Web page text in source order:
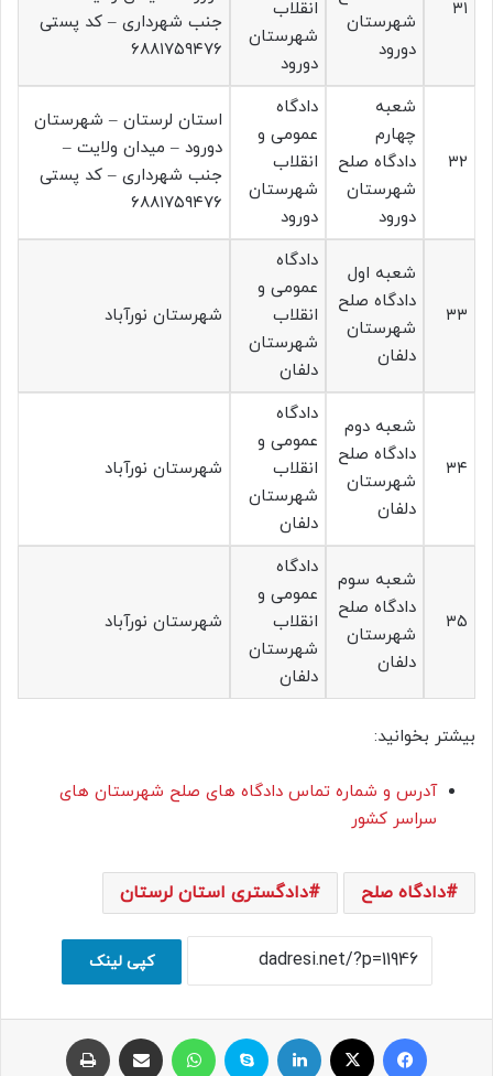
۳۱
شهرستان
دورود
انقلاب
شهرستان
دورود
جنب شهرداری – کد پستی
۶۸۸۱۷۵۹۴۷۶
۳۲
شعبه
چهارم
دادگاه صلح
شهرستان
دورود
دادگاه
عمومی و
انقلاب
شهرستان
دورود
استان لرستان – شهرستان
دورود – میدان ولایت –
جنب شهرداری – کد پستی
۶۸۸۱۷۵۹۴۷۶
۳۳
شعبه اول
دادگاه صلح
شهرستان
دلفان
دادگاه
عمومی و
انقلاب
شهرستان
دلفان
شهرستان نورآباد
۳۴
شعبه دوم
دادگاه صلح
شهرستان
دلفان
دادگاه
عمومی و
انقلاب
شهرستان
دلفان
شهرستان نورآباد
۳۵
شعبه سوم
دادگاه صلح
شهرستان
دلفان
دادگاه
عمومی و
انقلاب
شهرستان
دلفان
شهرستان نورآباد
بیشتر بخوانید:
آدرس و شماره تماس دادگاه های صلح شهرستان های
سراسر کشور
دادگاه صلح دادگستری استان لرستان
کپی لینک
فیسبوک ایکس لینکداین اسکایپ واتس آپ اشتراک با ایمیل